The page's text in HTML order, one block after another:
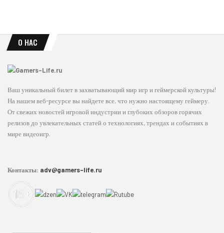
О НАС
Ваш уникальный билет в захватывающий мир игр и геймерской культуры!
На нашем веб-ресурсе вы найдете все, что нужно настоящему геймеру.
От свежих новостей игровой индустрии и глубоких обзоров горячих
релизов до увлекательных статей о технологиях, трендах и событиях в
мире видеоигр.
Контакты: adv@gamers-life.ru